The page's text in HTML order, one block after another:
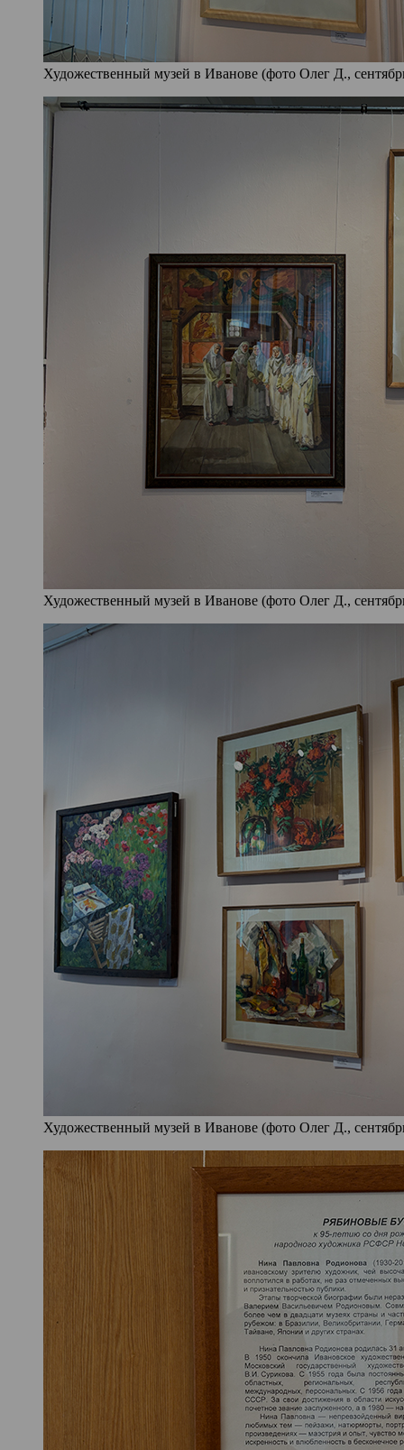
Художественный музей в Иванове (фото Олег Д.,
Художественный музей в Иванове (фото Олег Д.,
Художественный музей в Иванове (фото Олег Д.,